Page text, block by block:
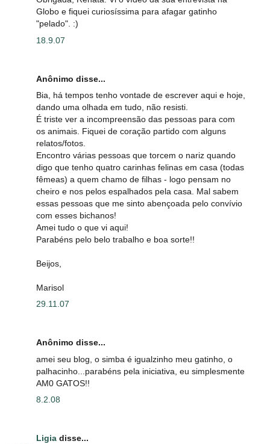
Globo e fiquei curiosíssima para afagar gatinho
"pelado". :)
18.9.07
Anônimo disse...
Bia, há tempos tenho vontade de escrever aqui e hoje,
dando uma olhada em tudo, não resisti.
É triste ver a incompreensão das pessoas para com
os animais. Fiquei de coração partido com alguns
relatos/fotos.
Encontro várias pessoas que torcem o nariz quando
digo que tenho quatro carinhas felinas em casa (todas
fêmeas) a quem chamo de filhas - logo pensam no
cheiro e nos pelos espalhados pela casa. Mal sabem
essas pessoas que me sinto abençoada pelo convívio
com esses bichanos!
Amei tudo o que vi aqui!
Parabéns pelo belo trabalho e boa sorte!!
Beijos,
Marisol
29.11.07
Anônimo disse...
amei seu blog, o simba é igualzinho meu gatinho, o
palhacinho...parabéns pela iniciativa, eu simplesmente
AM0 GATOS!!
8.2.08
Ligia disse...